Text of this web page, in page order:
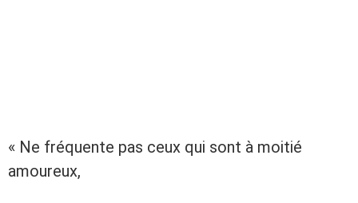
« Ne fréquente pas ceux qui sont à moitié
amoureux,